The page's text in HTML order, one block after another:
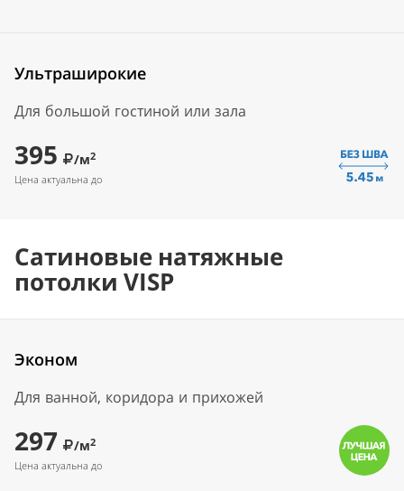
Ультраширокие
Для большой гостиной или зала
395 /м2
Цена актуальна до
Сатиновые натяжные
потолки VISP
Эконом
Для ванной, коридора и прихожей
297 /м2
Цена актуальна до